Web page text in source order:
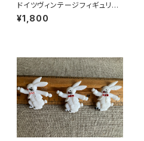
ドイツヴィンテージフィギュリン
ことり
¥1,800